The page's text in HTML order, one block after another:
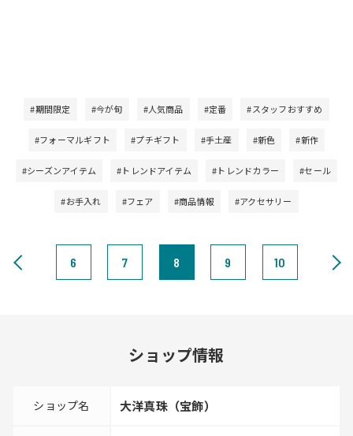
#期間限定 #今が旬 #人気商品 #定番 #スタッフおすすめ
#フォーマルギフト #プチギフト #手土産 #新色 #新作
#シーズンアイテム #トレンドアイテム #トレンドカラー #セール
#お手入れ #フェア #商品情報 #アクセサリー
6 7 8 9 10
ショップ情報
ショップ名 大洋真珠（宝飾）